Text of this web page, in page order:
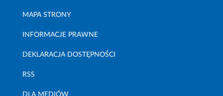
MAPA STRONY
INFORMACJE PRAWNE
DEKLARACJA DOSTĘPNOŚCI
RSS
DLA MEDIÓW